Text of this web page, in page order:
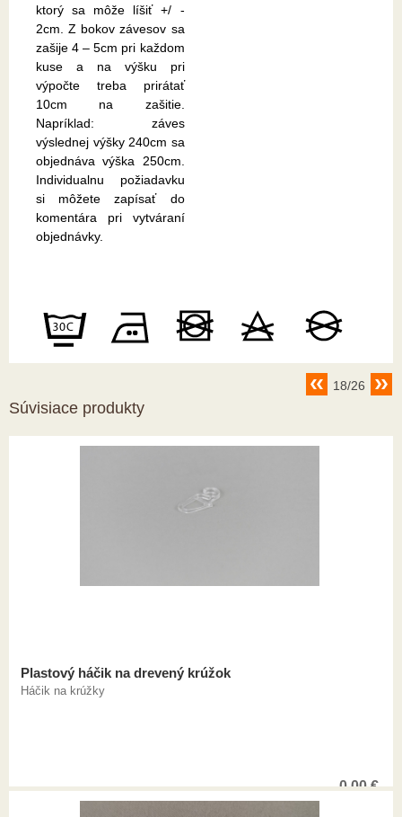
ktorý sa môže líšiť +/ -
2cm. Z bokov závesov sa
zašije 4 – 5cm pri každom
kuse a na výšku pri
výpočte treba prirátať
10cm na zašitie.
Napríklad: záves
výslednej výšky 240cm sa
objednáva výška 250cm.
Individualnu požiadavku
si môžete zapísať do
komentára pri vytváraní
objednávky.
18/26
Súvisiace produkty
Plastový háčik na drevený krúžok
Háčik na krúžky
0,00€